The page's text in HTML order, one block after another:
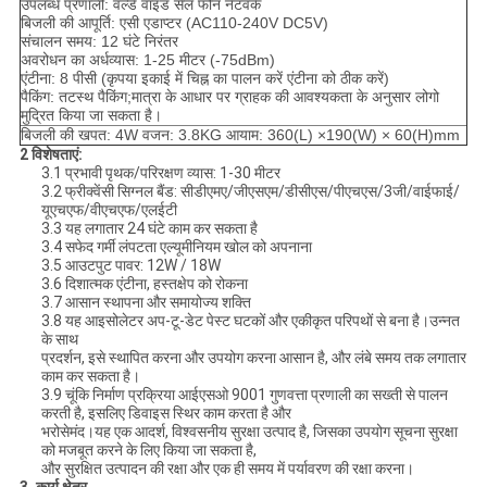
उपलब्ध प्रणाली: वर्ल्ड वाइड सेल फोन नेटवर्क
बिजली की आपूर्ति: एसी एडाप्टर (AC110-240V DC5V)
संचालन समय: 12 घंटे निरंतर
अवरोधन का अर्धव्यास: 1-25 मीटर (-75dBm)
एंटीना: 8 पीसी (कृपया इकाई में चिह्न का पालन करें एंटीना को ठीक करें)
पैकिंग: तटस्थ पैकिंग;मात्रा के आधार पर ग्राहक की आवश्यकता के अनुसार लोगो
मुद्रित किया जा सकता है।
बिजली की खपत: 4W वजन: 3.8KG आयाम: 360(L) ×190(W) × 60(H)mm
2 विशेषताएं:
3.1 प्रभावी पृथक/परिरक्षण व्यास: 1-30 मीटर
3.2 फ्रीक्वेंसी सिग्नल बैंड: सीडीएमए/जीएसएम/डीसीएस/पीएचएस/3जी/वाईफाई/
यूएचएफ/वीएचएफ/एलईटी
3.3 यह लगातार 24 घंटे काम कर सकता है
3.4 सफेद गर्मी लंपटता एल्यूमीनियम खोल को अपनाना
3.5 आउटपुट पावर: 12W / 18W
3.6 दिशात्मक एंटीना, हस्तक्षेप को रोकना
3.7 आसान स्थापना और समायोज्य शक्ति
3.8 यह आइसोलेटर अप-टू-डेट पेस्ट घटकों और एकीकृत परिपथों से बना है।उन्नत
के साथ
प्रदर्शन, इसे स्थापित करना और उपयोग करना आसान है, और लंबे समय तक लगातार
काम कर सकता है।
3.9 चूंकि निर्माण प्रक्रिया आईएसओ 9001 गुणवत्ता प्रणाली का सख्ती से पालन
करती है, इसलिए डिवाइस स्थिर काम करता है और
भरोसेमंद।यह एक आदर्श, विश्वसनीय सुरक्षा उत्पाद है, जिसका उपयोग सूचना सुरक्षा
को मजबूत करने के लिए किया जा सकता है,
और सुरक्षित उत्पादन की रक्षा और एक ही समय में पर्यावरण की रक्षा करना।